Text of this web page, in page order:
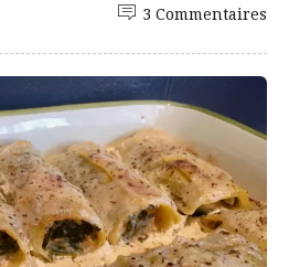
3 Commentaires